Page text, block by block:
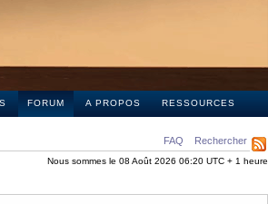
FORUM A PROPOS RESSOURCES
FAQ Rechercher
Nous sommes le 08 Août 2026 06:20 UTC + 1 heure